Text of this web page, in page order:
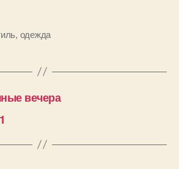
, одежда
вечера